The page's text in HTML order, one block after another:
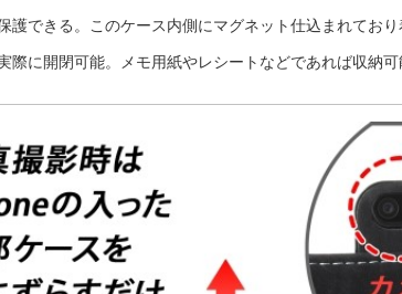
護できる。このケース内側にマグネット仕込まれてお
際に開閉可能。メモ用紙やレシートなどであれば収納